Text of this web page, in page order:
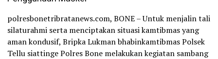
polresbonetribratanews.com, BONE – Untuk menjalin tali
silaturahmi serta menciptakan situasi kamtibmas yang
aman kondusif, Bripka Lukman bhabinkamtibmas Polsek
Tellu siattinge Polres Bone melakukan kegiatan sambang